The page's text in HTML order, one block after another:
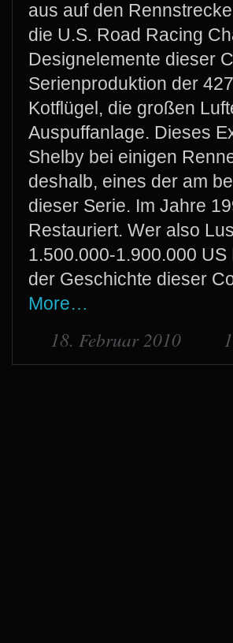
aus auf den
die U.S. Road Racing
Designelemente dieser
Serienproduktion der
Kotflügel, die großen
Auspuffanlage. Dieses
Shelby bei einigen
deshalb, eines der am
dieser Serie. Im Jahre
Restauriert. Wer also
1.500.000-1.900.000
der Geschichte dieser
More…
18. Februar 2010